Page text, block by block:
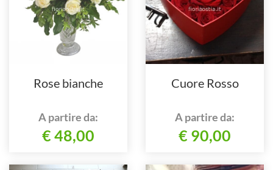
Rose bianche
A partire da:
€ 48,00
Cuore Rosso
A partire da:
€ 90,00